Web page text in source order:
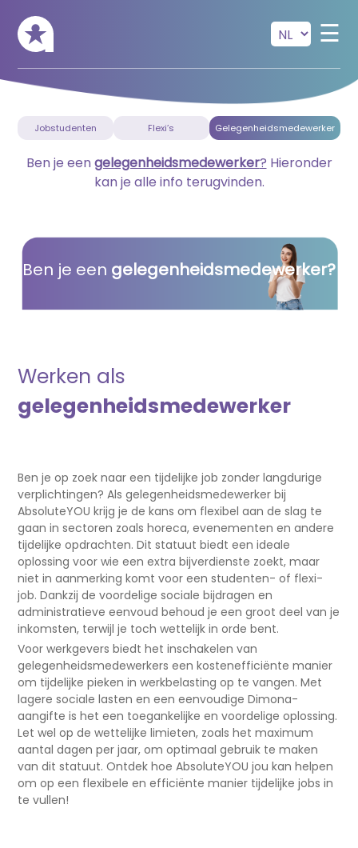
☰
Jobstudenten Flexi’s Gelegenheidsmedewerker
Ben je eengelegenheidsmedewerker? Hieronder
kan je alle info terugvinden.
Ben je een gelegenheidsmedewerker?
Werken als
gelegenheidsmedewerker
Ben je op zoek naar een tijdelijke job zonder langdurige
verplichtingen? Als gelegenheidsmedewerker bij
AbsoluteYOU krijg je de kans om flexibel aan de slag te
gaan in sectoren zoals horeca, evenementen en andere
tijdelijke opdrachten. Dit statuut biedt een ideale
oplossing voor wie een extra bijverdienste zoekt, maar
niet in aanmerking komt voor een studenten- of flexi-
job. Dankzij de voordelige sociale bijdragen en
administratieve eenvoud behoud je een groot deel van je
inkomsten, terwijl je toch wettelijk in orde bent.
Voor werkgevers biedt het inschakelen van
gelegenheidsmedewerkers een kostenefficiënte manier
om tijdelijke pieken in werkbelasting op te vangen. Met
lagere sociale lasten en een eenvoudige Dimona-
aangifte is het een toegankelijke en voordelige oplossing.
Let wel op de wettelijke limieten, zoals het maximum
aantal dagen per jaar, om optimaal gebruik te maken
van dit statuut. Ontdek hoe AbsoluteYOU jou kan helpen
om op een flexibele en efficiënte manier tijdelijke jobs in
te vullen!